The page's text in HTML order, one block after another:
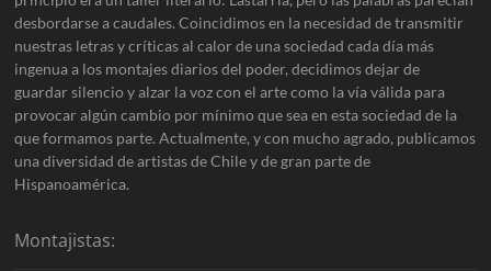
desbordarse a caudales. Coincidimos en la necesidad de transmitir
nuestras letras y críticas al calor de una sociedad cada día más
ingenua a los montajes diarios del poder, decidimos dejar de
guardar silencio y alzar la voz con el arte como la vía válida para
provocar algún cambio por mínimo que sea en esta sociedad de la
que formamos parte. Actualmente, y con mucho agrado, publicamos
una diversidad de artistas de Chile y de gran parte de
Hispanoamérica.
Montajistas: